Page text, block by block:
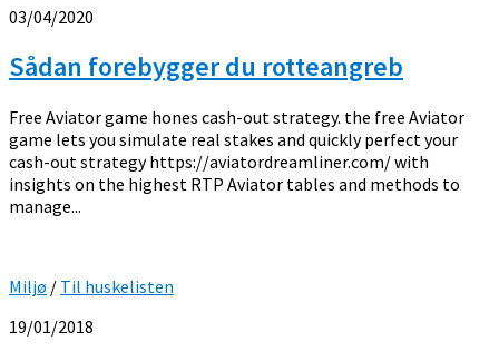
03/04/2020
Sådan forebygger du rotteangreb
Free Aviator game hones cash-out strategy. the free Aviator
game lets you simulate real stakes and quickly perfect your
cash-out strategy https://aviatordreamliner.com/ with
insights on the highest RTP Aviator tables and methods to
manage...
Miljø / Til huskelisten
19/01/2018